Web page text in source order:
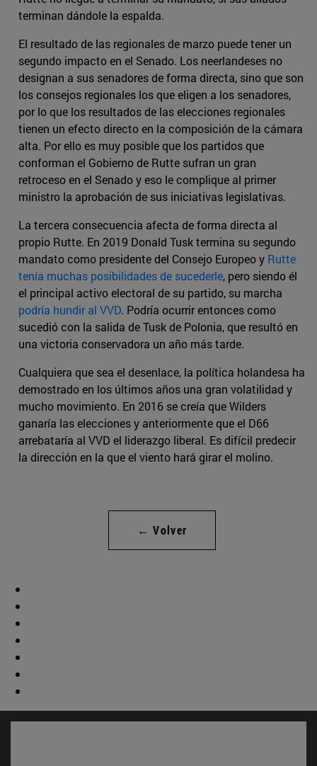
terminan dándole la espalda.
El resultado de las regionales de marzo puede tener un
segundo impacto en el Senado. Los neerlandeses no
designan a sus senadores de forma directa, sino que son
los consejos regionales los que eligen a los senadores,
por lo que los resultados de las elecciones regionales
tienen un efecto directo en la composición de la cámara
alta. Por ello es muy posible que los partidos que
conforman el Gobierno de Rutte sufran un gran
retroceso en el Senado y eso le complique al primer
ministro la aprobación de sus iniciativas legislativas.
La tercera consecuencia afecta de forma directa al
propio Rutte. En 2019 Donald Tusk termina su segundo
mandato como presidente del Consejo Europeo y Rutte
tenía muchas posibilidades de sucederle, pero siendo él
el principal activo electoral de su partido, su marcha
podría hundir al VVD. Podría ocurrir entonces como
sucedió con la salida de Tusk de Polonia, que resultó en
una victoria conservadora un año más tarde.
Cualquiera que sea el desenlace, la política holandesa ha
demostrado en los últimos años una gran volatilidad y
mucho movimiento. En 2016 se creía que Wilders
ganaría las elecciones y anteriormente que el D66
arrebataría al VVD el liderazgo liberal. Es difícil predecir
la dirección en la que el viento hará girar el molino.
← Volver